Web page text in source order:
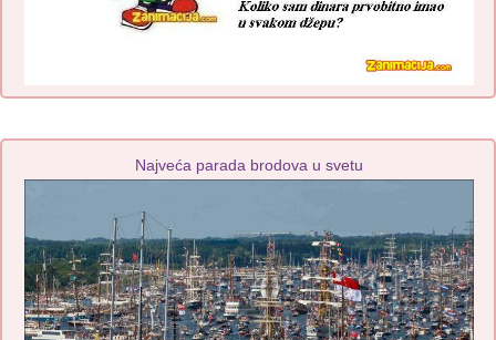
Najveća parada brodova u svetu